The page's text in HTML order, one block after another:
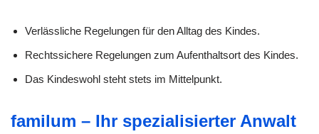
Verlässliche Regelungen für den Alltag des Kindes.
Rechtssichere Regelungen zum Aufenthaltsort des Kindes.
Das Kindeswohl steht stets im Mittelpunkt.
familum – Ihr spezialisierter Anwalt